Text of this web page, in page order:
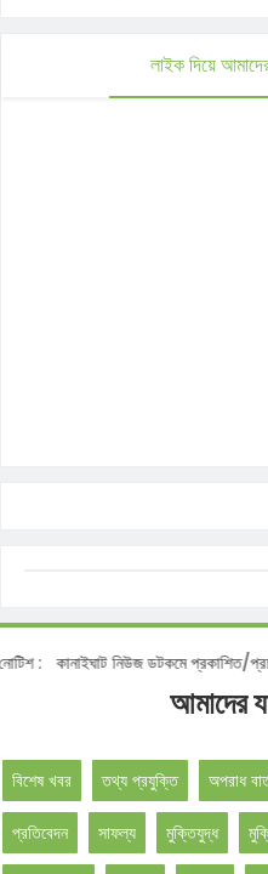
লাইক দিয়ে
:কানাইঘাট নিউজ ডটকমে প্রকাশিত/
আমাদের
বিশেষ খবর তথ্য প্রযুক্তি অপরাধ
প্রতিবেদন সাফল্য মুক্তিযুদ্ধ